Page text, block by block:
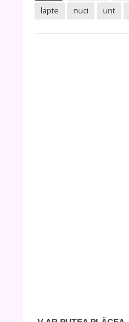
lapte nuci unt